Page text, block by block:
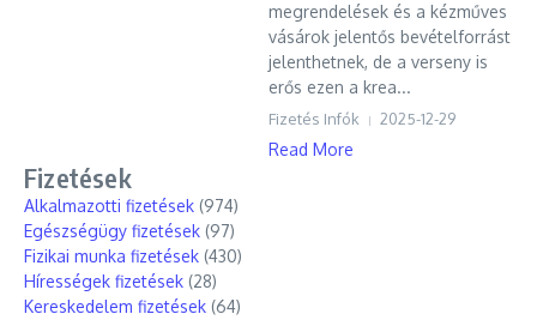
megrendelések és a kézműves
vásárok jelentős bevételforrást
jelenthetnek, de a verseny is
erős ezen a krea...
Fizetés Infók 2025-12-29
Read More
Fizetések
Alkalmazotti fizetések (974)
Egészségügy fizetések (97)
Fizikai munka fizetések (430)
Hírességek fizetések (28)
Kereskedelem fizetések (64)